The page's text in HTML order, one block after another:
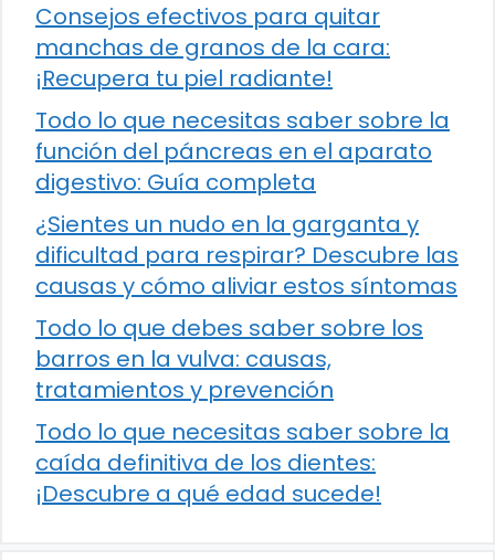
Consejos efectivos para quitar
manchas de granos de la cara:
¡Recupera tu piel radiante!
Todo lo que necesitas saber sobre la
función del páncreas en el aparato
digestivo: Guía completa
¿Sientes un nudo en la garganta y
dificultad para respirar? Descubre las
causas y cómo aliviar estos síntomas
Todo lo que debes saber sobre los
barros en la vulva: causas,
tratamientos y prevención
Todo lo que necesitas saber sobre la
caída definitiva de los dientes:
¡Descubre a qué edad sucede!